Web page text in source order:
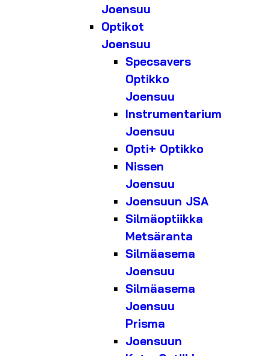
Joensuu
Optikot
Joensuu
Specsavers
Optikko
Joensuu
Instrumentarium
Joensuu
Opti+ Optikko
Nissen
Joensuu
Joensuun JSA
Silmäoptiikka
Metsäranta
Silmäasema
Joensuu
Silmäasema
Joensuu
Prisma
Joensuun